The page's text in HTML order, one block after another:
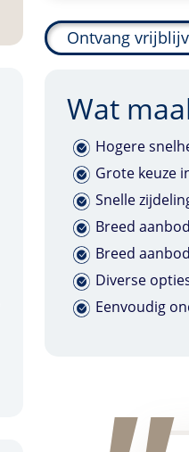
tegelijkertijd te
wat de
doorlooptijd
Ontvang
Wat
Hogere
Grote keuze
Snelle
Breed
Breed
Diverse
Eenvoudig